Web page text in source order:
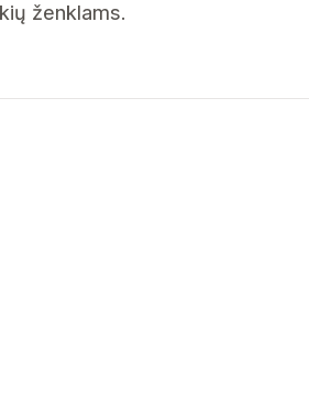
ženklams.